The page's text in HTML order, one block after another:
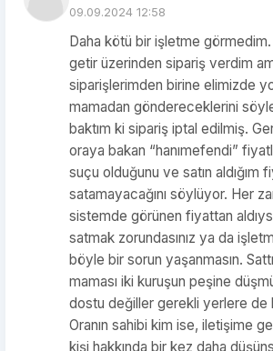
09.09.2024 12:58
Daha kötü bir işletme
getir üzerinden sipariş verdim
siparişlerimden birine elimizde
mamadan göndereceklerini
baktım ki sipariş iptal edilmiş.
oraya bakan “hanımefendi”
suçu olduğunu ve satın aldığım
satamayacağını söylüyor. Her
sistemde görünen fiyattan
satmak zorundasınız ya da
böyle bir sorun yaşanmasın.
maması iki kuruşun peşine
dostu değiller gerekli yerlere de
Oranın sahibi kim ise, iletişime
kişi hakkında bir kez daha